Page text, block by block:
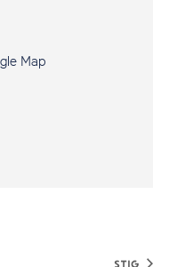
Map
Stig